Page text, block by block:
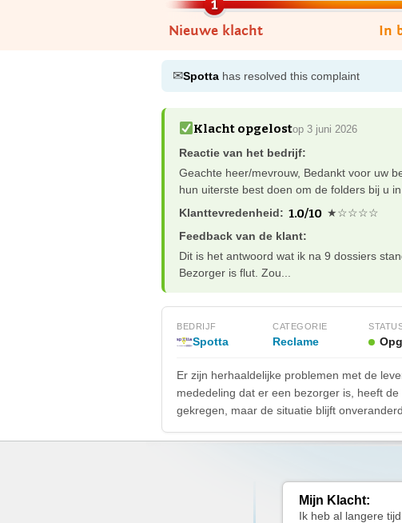
Nieuwe klacht In
✉Spotta has resolved this complaint
Klacht opgelostop 3 juni 2026
Reactie van het bedrijf:
Geachte heer/mevrouw, Bedankt voor uw
hun uiterste best doen om de folders bij u
Klanttevredenheid: 1.0/10 ★☆☆☆☆
Feedback van de klant:
Dit is het antwoord wat ik na 9 dossiers
Bezorger is flut. Zou...
BEDRIJF
Spotta
CATEGORIE
Reclame
Er zijn herhaaldelijke problemen met de
mededeling dat er een bezorger is, heeft
gekregen, maar de situatie blijft onveranderd.
Mijn Klacht:
Ik heb al langere